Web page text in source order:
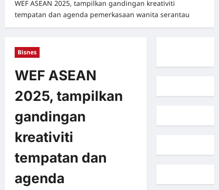
WEF ASEAN 2025, tampilkan gandingan kreativiti
tempatan dan agenda pemerkasaan wanita serantau
Bisnes
WEF ASEAN
2025, tampilkan
gandingan
kreativiti
tempatan dan
agenda